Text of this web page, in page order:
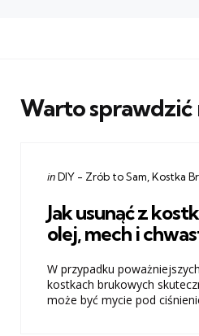
Warto sprawdzić
Categories
Posted
inDIY - Zrób to Sam Kostka
Jak usunąć z
olej, mech i
W przypadku
kostkach brukowych
może być mycie pod